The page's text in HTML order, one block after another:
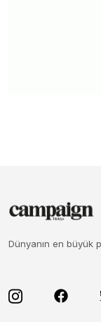
Dünyanın en büyük